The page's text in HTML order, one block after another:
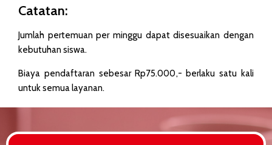
Catatan:
Jumlah pertemuan per minggu dapat disesuaikan dengan
kebutuhan siswa.
Biaya pendaftaran sebesar Rp75.000,- berlaku satu kali
untuk semua layanan.​